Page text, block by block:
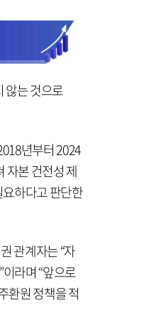
않는 것으로
년부터 2024
자본 건전성 제
하다고 판단한
관계자는 “자
라며 “앞으로
환원 정책을 적